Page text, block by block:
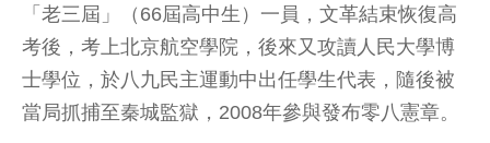
「老三屆」（66屆高中生）一員，文革結束恢復高
考後，考上北京航空學院，後來又攻讀人民大學博
士學位，於八九民主運動中出任學生代表，隨後被
當局抓捕至秦城監獄，2008年參與發布零八憲章。